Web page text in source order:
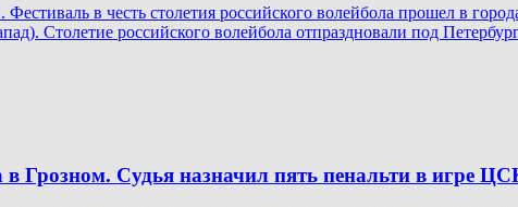
в честь столетия российского волейбола прошел в
Столетие российского волейбола отпраздновали под
в Грозном. Судья назначил пять пенальти в игре